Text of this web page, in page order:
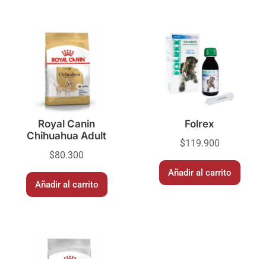
Royal Canin
Chihuahua Adult
$80.300
Añadir al carrito
Folrex
$119.900
Añadir al carrito